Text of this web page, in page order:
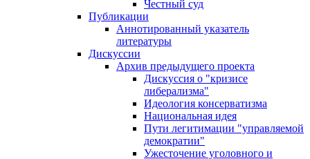
Честный суд
Публикации
Аннотированный указатель
литературы
Дискуссии
Архив предыдущего проекта
Дискуссия о "кризисе
либерализма"
Идеология консерватизма
Национальная идея
Пути легитимации "управляемой
демократии"
Ужесточение уголовного и